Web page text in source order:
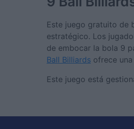
Este juego gratuito de
estratégico. Los
de embocar la bola 9
Ball Billiards ofrece
Este juego está